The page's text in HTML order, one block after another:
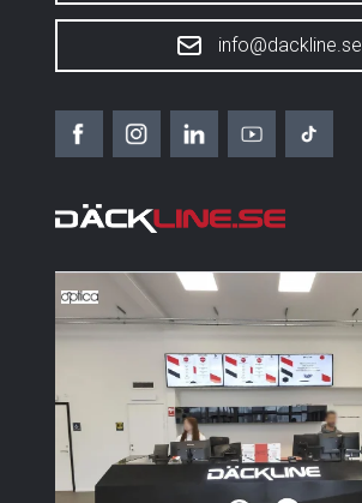
info@dackline.se